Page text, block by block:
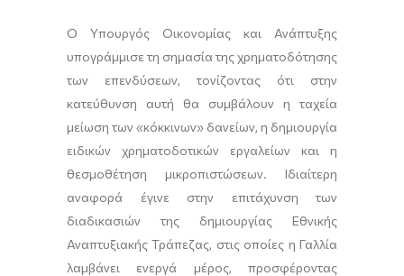
Ο Υπουργός Οικονομίας και Ανάπτυξης
υπογράμμισε τη σημασία της χρηματοδότησης
των επενδύσεων, τονίζοντας ότι στην
κατεύθυνση αυτή θα συμβάλουν η ταχεία
μείωση των «κόκκινων» δανείων, η δημιουργία
ειδικών χρηματοδοτικών εργαλείων και η
θεσμοθέτηση μικροπιστώσεων. Ιδιαίτερη
αναφορά έγινε στην επιτάχυνση των
διαδικασιών της δημιουργίας Εθνικής
Αναπτυξιακής Τράπεζας, στις οποίες η Γαλλία
λαμβάνει ενεργά μέρος, προσφέροντας